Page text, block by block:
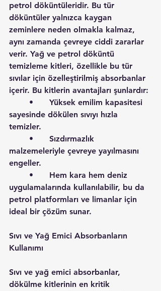
petrol döküntüleridir. Bu tür
döküntüler yalnızca kaygan
zeminlere neden olmakla kalmaz,
aynı zamanda çevreye ciddi zararlar
verir. Yağ ve petrol döküntü
temizleme kitleri, özellikle bu tür
sıvılar için özelleştirilmiş absorbanlar
içerir. Bu kitlerin avantajları şunlardır:
sayesinde dökülen sıvıyı hızla
temizler.
malzemeleriyle çevreye yayılmasını
engeller.
uygulamalarında kullanılabilir, bu da
petrol platformları ve limanlar için
ideal bir çözüm sunar.
Sıvı ve Yağ Emici Absorbanların
Kullanımı
Sıvı ve yağ emici absorbanlar,
dökülme kitlerinin en kritik